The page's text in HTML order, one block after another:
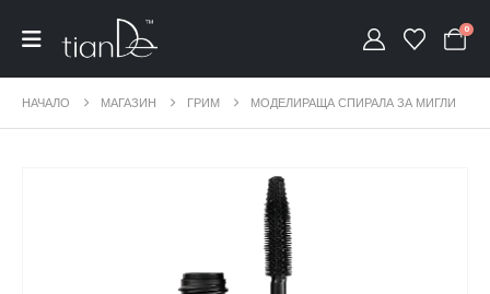
0
НАЧАЛО МАГАЗИН ГРИМ МОДЕЛИРАЩА СПИРАЛА ЗА МИГЛИ